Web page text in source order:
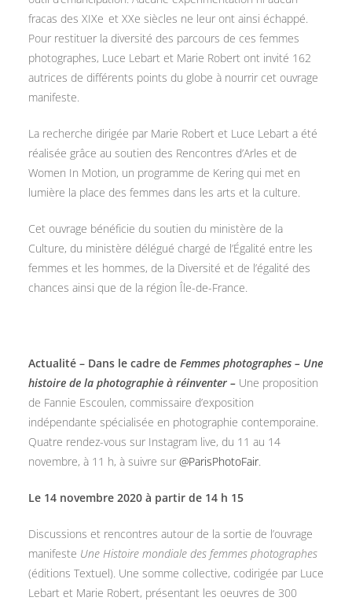
fracas des XIXe et XXe siècles ne leur ont ainsi échappé.
Pour restituer la diversité des parcours de ces femmes
photographes, Luce Lebart et Marie Robert ont invité 162
autrices de différents points du globe à nourrir cet ouvrage
manifeste.
La recherche dirigée par Marie Robert et Luce Lebart a été
réalisée grâce au soutien des Rencontres d’Arles et de
Women In Motion, un programme de Kering qui met en
lumière la place des femmes dans les arts et la culture.
Cet ouvrage bénéficie du soutien du ministère de la
Culture, du ministère délégué chargé de l’Égalité entre les
femmes et les hommes, de la Diversité et de l’égalité des
chances ainsi que de la région Île-de-France.
Actualité – Dans le cadre de Femmes photographes – Une
histoire de la photographie à réinventer – Une proposition
de Fannie Escoulen, commissaire d’exposition
indépendante spécialisée en photographie contemporaine.
Quatre rendez-vous sur Instagram live, du 11 au 14
novembre, à 11 h, à suivre sur @ParisPhotoFair.
Le 14 novembre 2020 à partir de 14 h 15
Discussions et rencontres autour de la sortie de l’ouvrage
manifeste Une Histoire mondiale des femmes photographes
(éditions Textuel). Une somme collective, codirigée par Luce
Lebart et Marie Robert, présentant les oeuvres de 300